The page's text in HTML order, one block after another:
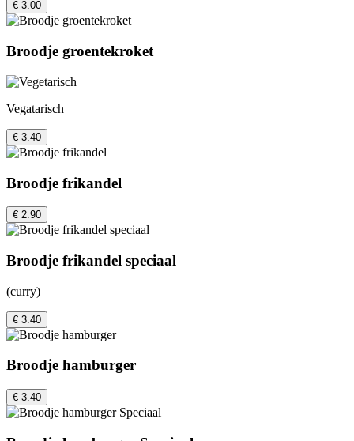
€ 3.00
Broodje groentekroket
Vegatarisch
€ 3.40
Broodje frikandel
€ 2.90
Broodje frikandel speciaal
(curry)
€ 3.40
Broodje hamburger
€ 3.40